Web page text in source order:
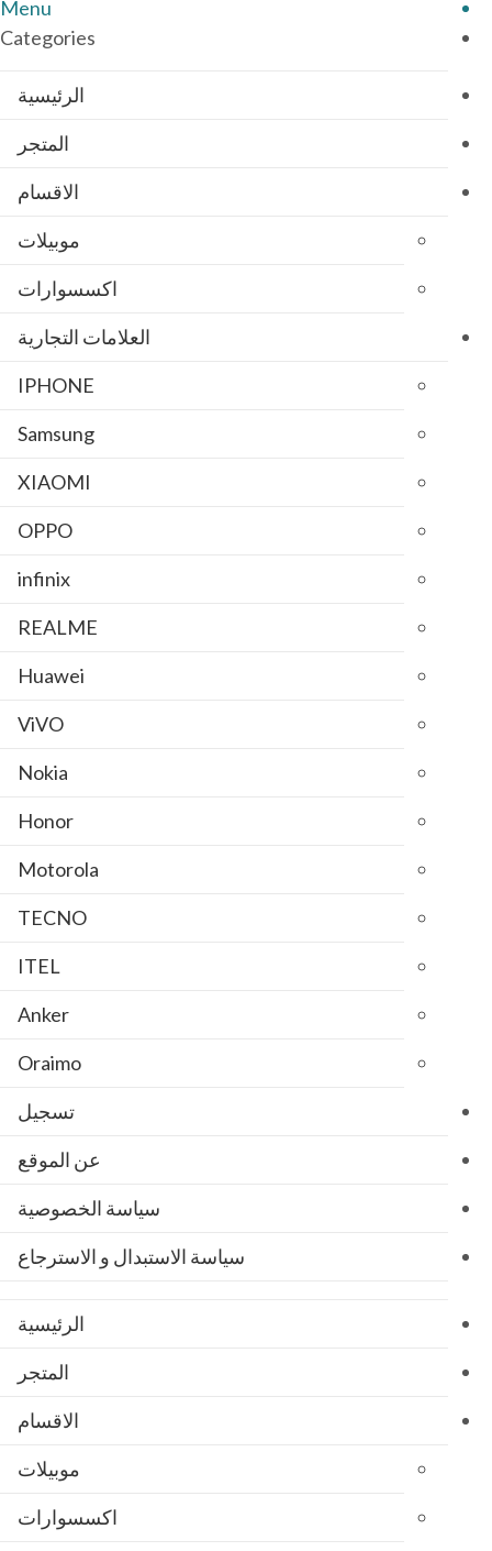
Menu
Categories
الرئيسية
المتجر
الاقسام
موبيلات
اكسسوارات
العلامات التجارية
IPHONE
Samsung
XIAOMI
OPPO
infinix
REALME
Huawei
ViVO
Nokia
Honor
Motorola
TECNO
ITEL
Anker
Oraimo
تسجيل
عن الموقع
سياسة الخصوصية
سياسة الاستبدال و الاسترجاع
الرئيسية
المتجر
الاقسام
موبيلات
اكسسوارات